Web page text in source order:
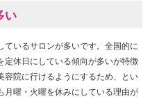
い
いるサロンが多いです。全国的に
休日にしている傾向が多いが特徴
院に行けるようにするため、とい
月曜・火曜を休みにしている理由が